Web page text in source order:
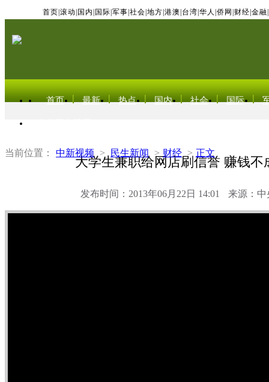
首页 滚动 国内 国际 军事 社会 地方 港澳 台湾 华人 侨网 财经 金融
首页 最新 热点 国内 社会 国际
当前位置： 中新视频 > 民生新闻 > 财经 > 正文
大学生兼职给网店刷信誉 赚钱不
发布时间：2013年06月22日 14:01 来源：中